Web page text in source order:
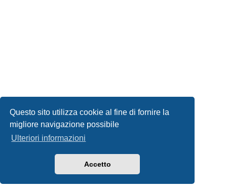
Questo sito utilizza cookie al fine di fornire la
migliore navigazione possibile
Ulteriori informazioni
Accetto